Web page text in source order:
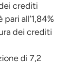
crediti
all’1,84%
dei crediti
di 7,2